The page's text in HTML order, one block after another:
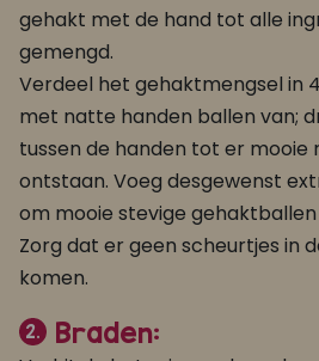
gehakt met de hand tot alle
gemengd.
Verdeel het gehaktmengsel in
met natte handen ballen van;
tussen de handen tot er mooie
ontstaan. Voeg desgewenst
om mooie stevige
Zorg dat er geen scheurtjes in
komen.
2. Braden: